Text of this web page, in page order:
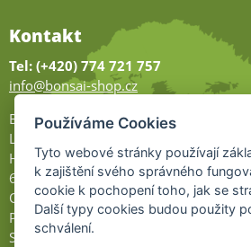
Kontakt
Tel: (+420) 774 721 757
info@bonsai-shop.cz
Bonsai-shop
Legionářů 2
Hodonín
695 01
Otevřeno:
Po-Pá 9-17
So 9-11:30
Používáme Cookies
Tyto webové stránky používají
k zajištění svého správného
cookie k pochopení toho, jak se
Další typy cookies budou použity
schválení.